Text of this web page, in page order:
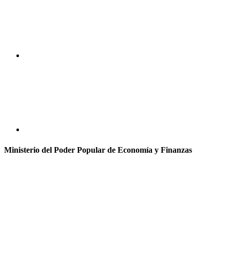
Ministerio del Poder Popular de Economía y Finanzas